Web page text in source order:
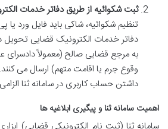
ثبت شکوائیه از طریق دفاتر خدمات
تنظیم شکوائیه، شاکی باید فایل ورد یا
دفاتر خدمات الکترونیک قضایی تحویل
به مرجع قضایی صالح (معمولاً
وقوع جرم یا اقامت متهم) ارسال می
داشتن حساب کاربری در سامانه ثنا
اهمیت سامانه ثنا و پیگیری ابلاغیه ها